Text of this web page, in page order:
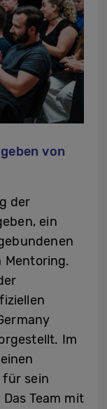
von
der
ein
Mentoring.
Im
für sein
Team mit